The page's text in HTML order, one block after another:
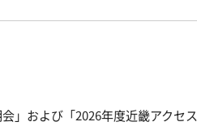
」および「2026年度近畿アクセス